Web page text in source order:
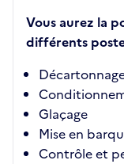
Vous aurez la
différents
Glaçage
Mise en
Contrôle et